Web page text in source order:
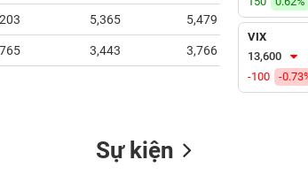
5,365 5,479 0.66
3,443 3,766 0.02
VIX
13,600
-100
-
Sự kiện